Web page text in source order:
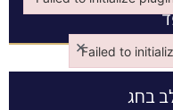
בחג
Failed to
×
Failed to
Failed to initialize